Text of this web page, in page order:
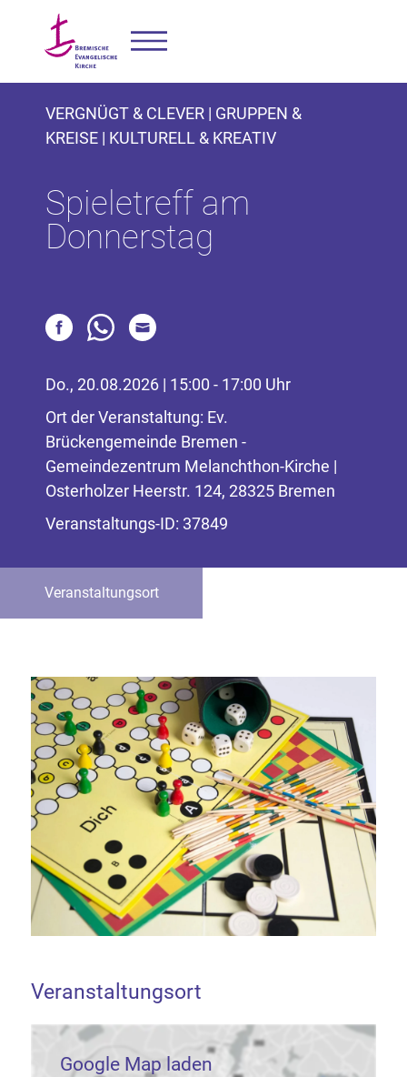
VERGNÜGT & CLEVER | GRUPPEN &
KREISE | KULTURELL & KREATIV
Spieletreff am
Donnerstag
Do., 20.08.2026 | 15:00 - 17:00 Uhr
Ort der Veranstaltung: Ev.
Brückengemeinde Bremen -
Gemeindezentrum Melanchthon-Kirche |
Osterholzer Heerstr. 124, 28325 Bremen
Veranstaltungs-ID: 37849
Veranstaltungsort
Veranstaltungsort
Google Map laden